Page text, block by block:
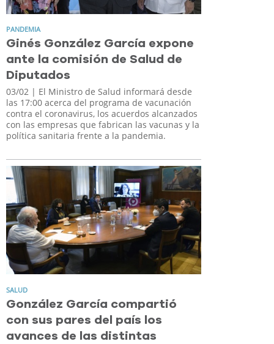
PANDEMIA
Ginés González García expone
ante la comisión de Salud de
Diputados
03/02 | El Ministro de Salud informará desde
las 17:00 acerca del programa de vacunación
contra el coronavirus, los acuerdos alcanzados
con las empresas que fabrican las vacunas y la
política sanitaria frente a la pandemia.
SALUD
González García compartió
con sus pares del país los
avances de las distintas